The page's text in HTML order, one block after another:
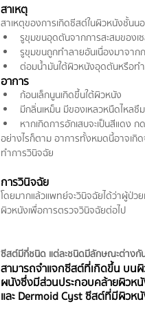
สาเหตุ
สาเหตุของการเกิดซีสต์ในผิวหนังชั้นน
รูขุมขนอุดตันจากการสะสมของเ
รูขุมขนถูกทำลายอันเนื่องมาจาก
ต่อมน้ำมันใต้ผิวหนังอุดตันหรือท
อาการ
ก้อนเล็กนูนเกิดขึ้นใต้ผิวหนัง
มีกลิ่นเหม็น มีของเหลวหนืดไหล
หากเกิดการอักเสบจะเป็นสีแดง
อย่างไรก็ตาม อาการทั้งหมดนี้อาจเกิ
ทำการวินิจฉัย
การวินิจฉัย
โดยมากแล้วแพทย์จะวินิจฉัยได้ว่าผู้ป่
ผิวหนังเพื่อการตรวจวินิจฉัยต่อไป
ซีสต์มีกี่ชนิด แต่ละชนิดมีลักษณะต่างกั
สามารถจำแจกซีสต์ที่เกิดขึ้น บน
ผนังซึ่งมีส่วนประกอบคล้ายผิวห
และ Dermoid Cyst ซีสต์ที่มีผิวห